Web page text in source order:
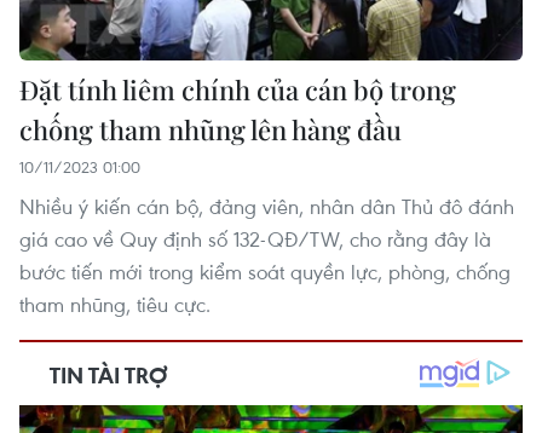
Đặt tính liêm chính của cán bộ trong
chống tham nhũng lên hàng đầu
10/11/2023 01:00
Nhiều ý kiến cán bộ, đảng viên, nhân dân Thủ đô đánh
giá cao về Quy định số 132-QĐ/TW, cho rằng đây là
bước tiến mới trong kiểm soát quyền lực, phòng, chống
tham nhũng, tiêu cực.